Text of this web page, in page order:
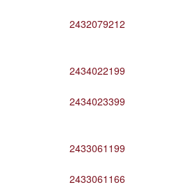
2432079212
2434022199
2434023399
2433061199
2433061166